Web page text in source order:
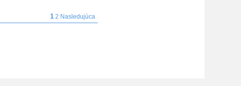
1 2 Nasledujúca